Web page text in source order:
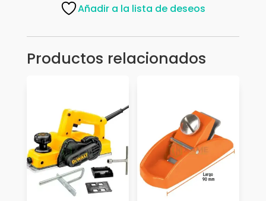
cantidad
Añadir a la lista de deseos
Productos relacionados